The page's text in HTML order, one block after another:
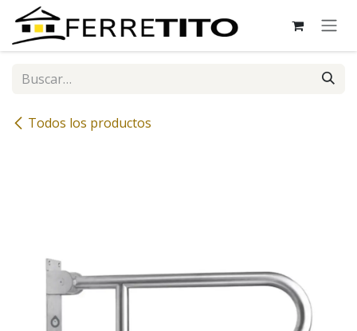
Ir al contenido
Todos los productos